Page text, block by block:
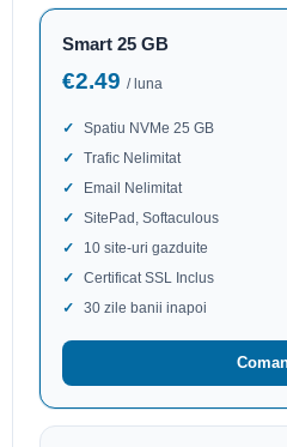
Smart 25 GB
€2.49 / luna
Spatiu NVMe 25 GB
Trafic Nelimitat
Email Nelimitat
SitePad, Softaculous
10 site-uri gazduite
Certificat SSL Inclus
30 zile banii inapoi